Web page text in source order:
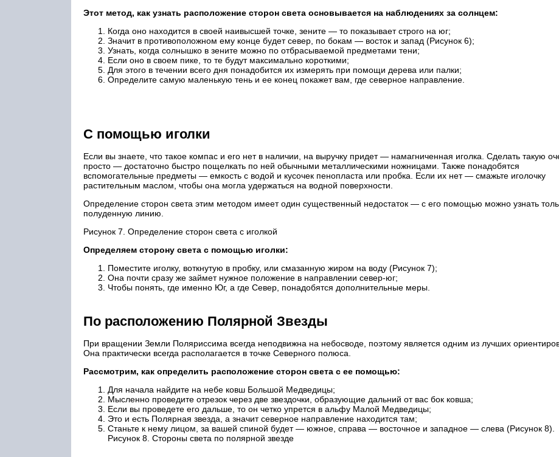
Этот метод, как узнать расположение сторон света основывается на наблюдениях за солнцем:
Когда оно находится в своей наивысшей точке, зените — то показывает строго на юг;
Значит в противоположном ему конце будет север, по бокам — восток и запад (Рисунок 6);
Узнать, когда солнышко в зените можно по отбрасываемой предметами тени;
Если оно в своем пике, то те будут максимально короткими;
Для этого в течении всего дня понадобится их измерять при помощи дерева или палки;
Определите самую маленькую тень и ее конец покажет вам, где северное направление.
С помощью иголки
Если вы знаете, что такое компас и его нет в наличии, на выручку придет — намагниченная иголка. Сделать такую
просто — достаточно быстро пощелкать по ней обычными металлическими ножницами. Также понадобятся
вспомогательные предметы — емкость с водой и кусочек пенопласта или пробка. Если их нет — смажьте иголочку
растительным маслом, чтобы она могла удержаться на водной поверхности.
Определение сторон света этим методом имеет один существенный недостаток — с его помощью можно узнать
полуденную линию.
Рисунок 7. Определение сторон света с иголкой
Определяем сторону света с помощью иголки:
Поместите иголку, воткнутую в пробку, или смазанную жиром на воду (Рисунок 7);
Она почти сразу же займет нужное положение в направлении север-юг;
Чтобы понять, где именно Юг, а где Север, понадобятся дополнительные меры.
По расположению Полярной Звезды
При вращении Земли Поляриссима всегда неподвижна на небосводе, поэтому является одним из лучших
Она практически всегда располагается в точке Северного полюса.
Рассмотрим, как определить расположение сторон света с ее помощью:
Для начала найдите на небе ковш Большой Медведицы;
Мысленно проведите отрезок через две звездочки, образующие дальний от вас бок ковша;
Если вы проведете его дальше, то он четко упрется в альфу Малой Медведицы;
Это и есть Полярная звезда, а значит северное направление находится там;
Станьте к нему лицом, за вашей спиной будет — южное, справа — восточное и западное — слева (Рисунок 8).
Рисунок 8. Стороны света по полярной звезде